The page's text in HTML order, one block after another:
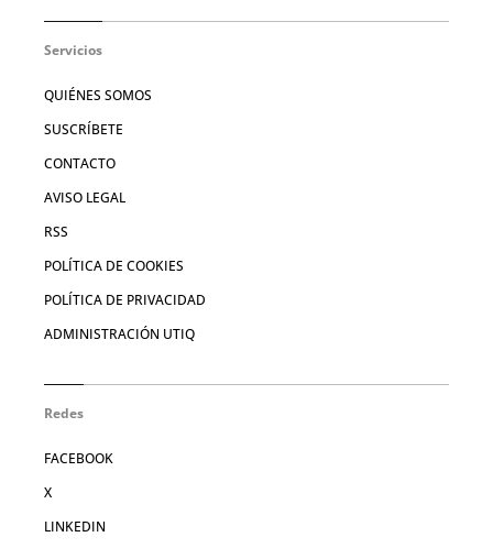
Servicios
QUIÉNES SOMOS
SUSCRÍBETE
CONTACTO
AVISO LEGAL
RSS
POLÍTICA DE COOKIES
POLÍTICA DE PRIVACIDAD
ADMINISTRACIÓN UTIQ
Redes
FACEBOOK
X
LINKEDIN